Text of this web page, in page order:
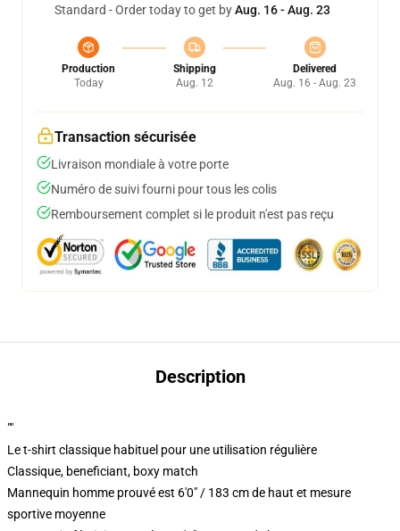
Standard - Order today to get byAug. 16 - Aug. 23
Production
Today
Shipping
Aug. 12
Delivered
Aug. 16 - Aug. 23
Transaction sécurisée
Livraison mondiale à votre porte
Numéro de suivi fourni pour tous les colis
Remboursement complet si le produit n'est pas reçu
Description
""
Le t-shirt classique habituel pour une utilisation régulière
Classique, beneficiant, boxy match
Mannequin homme prouvé est 6'0" / 183 cm de haut et mesure
sportive moyenne